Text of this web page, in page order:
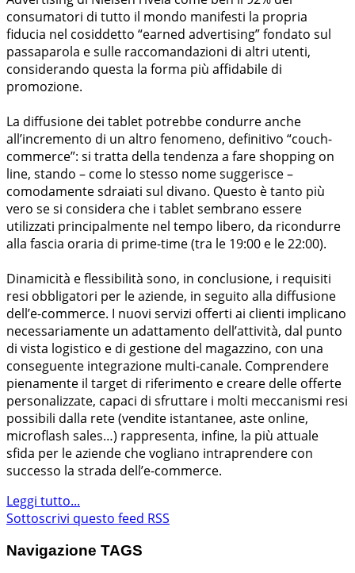
consumatori di tutto il mondo manifesti la propria
fiducia nel cosiddetto “earned advertising” fondato sul
passaparola e sulle raccomandazioni di altri utenti,
considerando questa la forma più affidabile di
promozione.
La diffusione dei tablet potrebbe condurre anche
all’incremento di un altro fenomeno, definitivo “couch-
commerce”: si tratta della tendenza a fare shopping on
line, stando – come lo stesso nome suggerisce –
comodamente sdraiati sul divano. Questo è tanto più
vero se si considera che i tablet sembrano essere
utilizzati principalmente nel tempo libero, da ricondurre
alla fascia oraria di prime-time (tra le 19:00 e le 22:00).
Dinamicità e flessibilità sono, in conclusione, i requisiti
resi obbligatori per le aziende, in seguito alla diffusione
dell’e-commerce. I nuovi servizi offerti ai clienti implicano
necessariamente un adattamento dell’attività, dal punto
di vista logistico e di gestione del magazzino, con una
conseguente integrazione multi-canale. Comprendere
pienamente il target di riferimento e creare delle offerte
personalizzate, capaci di sfruttare i molti meccanismi resi
possibili dalla rete (vendite istantanee, aste online,
microflash sales…) rappresenta, infine, la più attuale
sfida per le aziende che vogliano intraprendere con
successo la strada dell’e-commerce.
Leggi tutto...
Sottoscrivi questo feed RSS
Navigazione TAGS